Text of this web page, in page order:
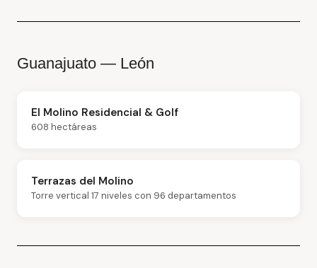
Guanajuato — León
El Molino Residencial & Golf
608 hectáreas
Terrazas del Molino
Torre vertical 17 niveles con 96 departamentos